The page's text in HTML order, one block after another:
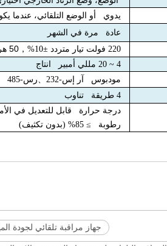
يدوي أو الوضع التلقائي، عندما يكون
عادة مرة في الشهر
220 فولت تيار متردد ±10% ， 50 هرتز ± 10%
4 ~ 20 مللي أمبير انتاج
مودبوس آر إس-232
رس-485
4 طريقة تناوب
درجة حرارة قابل للتعديل في الأماكن
رطوبة ≥ 85% (بدون تكثيف)
جهاز مراقبة تلقائي لجودة